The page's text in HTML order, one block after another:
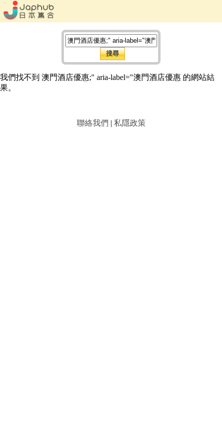
我們找不到 澳門酒店優惠;" aria-label="澳門酒店優惠 的網站結
果。
聯絡我們 | 私隱政策